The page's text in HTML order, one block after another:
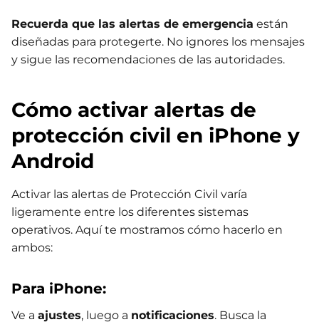
Recuerda que las alertas de emergencia están
diseñadas para protegerte. No ignores los mensajes
y sigue las recomendaciones de las autoridades.
Cómo activar alertas de
protección civil en iPhone y
Android
Activar las alertas de Protección Civil varía
ligeramente entre los diferentes sistemas
operativos. Aquí te mostramos cómo hacerlo en
ambos:
Para iPhone:
Ve a ajustes, luego a notificaciones. Busca la